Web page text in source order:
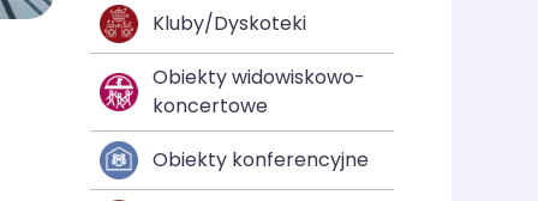
Kluby/Dyskoteki
Obiekty widowiskowo-
koncertowe
Obiekty konferencyjne